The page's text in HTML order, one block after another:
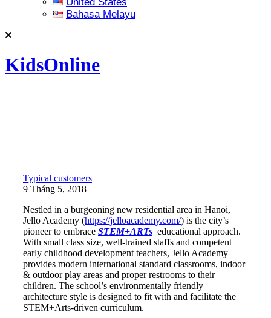
Bahasa Melayu
KidsOnline
Typical customers
9 Tháng 5, 2018
Nestled in a burgeoning new residential area in Hanoi,
Jello Academy (https://jelloacademy.com/) is the city’s
pioneer to embrace STEM+ARTs educational approach.
With small class size, well-trained staffs and competent
early childhood development teachers, Jello Academy
provides modern international standard classrooms, indoor
& outdoor play areas and proper restrooms to their
children. The school’s environmentally friendly
architecture style is designed to fit with and facilitate the
STEM+Arts-driven curriculum.